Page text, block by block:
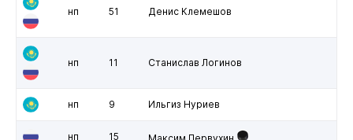
нп 51 Денис Клемешов
нп 11 Станислав Логинов
нп 9 Ильгиз Нуриев
нп 15